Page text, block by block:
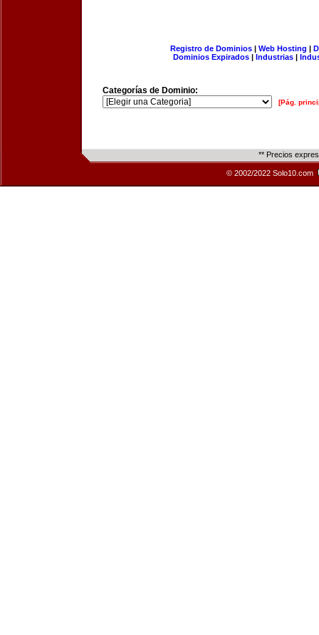
Registro de Dominios| Web Hosting |
Dominios Expirados | Industrias |
Categorías de Dominio:
[Pág.
** Precios
© 2002/2022 Solo10.com